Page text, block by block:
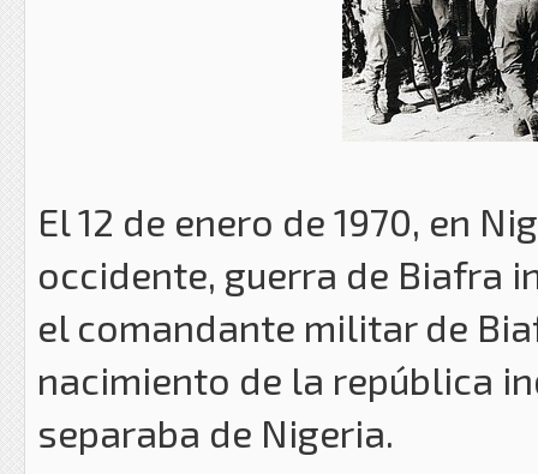
El 12 de enero de 1970, en
occidente, guerra de Biafra
el comandante militar de
nacimiento de la república
separaba de Nigeria.